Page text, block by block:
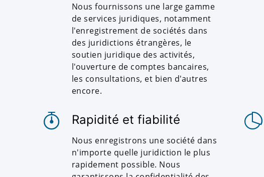
Nous fournissons une large gamme
de services juridiques, notamment
l'enregistrement de sociétés dans
des juridictions étrangères, le
soutien juridique des activités,
l'ouverture de comptes bancaires,
les consultations, et bien d'autres
encore.
Rapidité et fiabilité
Nous enregistrons une société dans
n'importe quelle juridiction le plus
rapidement possible. Nous